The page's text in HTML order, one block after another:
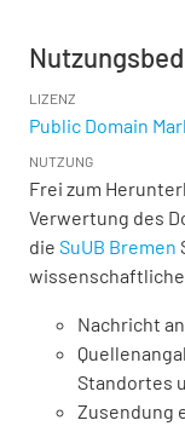
LIZENZ
Public Domain
NUTZUNG
Frei zum
Verwertung des
die SuUB Bremen
Nachricht
Standortes
Zusendung